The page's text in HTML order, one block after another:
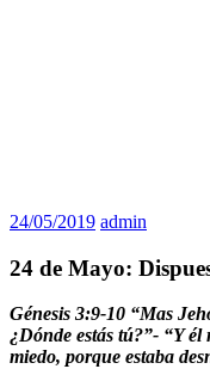
24/05/2019 admin
24 de Mayo:
Génesis 3:9-10 “Mas
¿Dónde estás tú?”- “Y
miedo, porque estaba